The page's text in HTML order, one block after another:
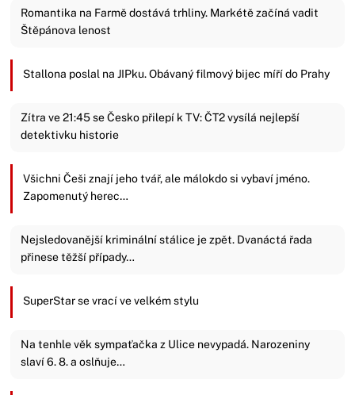
Romantika na Farmě dostává trhliny. Markétě začíná vadit
Štěpánova lenost
Stallona poslal na JIPku. Obávaný filmový bijec míří do Prahy
Zítra ve 21:45 se Česko přilepí k TV: ČT2 vysílá nejlepší
detektivku historie
Všichni Češi znají jeho tvář, ale málokdo si vybaví jméno.
Zapomenutý herec…
Nejsledovanější kriminální stálice je zpět. Dvanáctá řada
přinese těžší případy…
SuperStar se vrací ve velkém stylu
Na tenhle věk sympaťačka z Ulice nevypadá. Narozeniny
slaví 6. 8. a oslňuje…